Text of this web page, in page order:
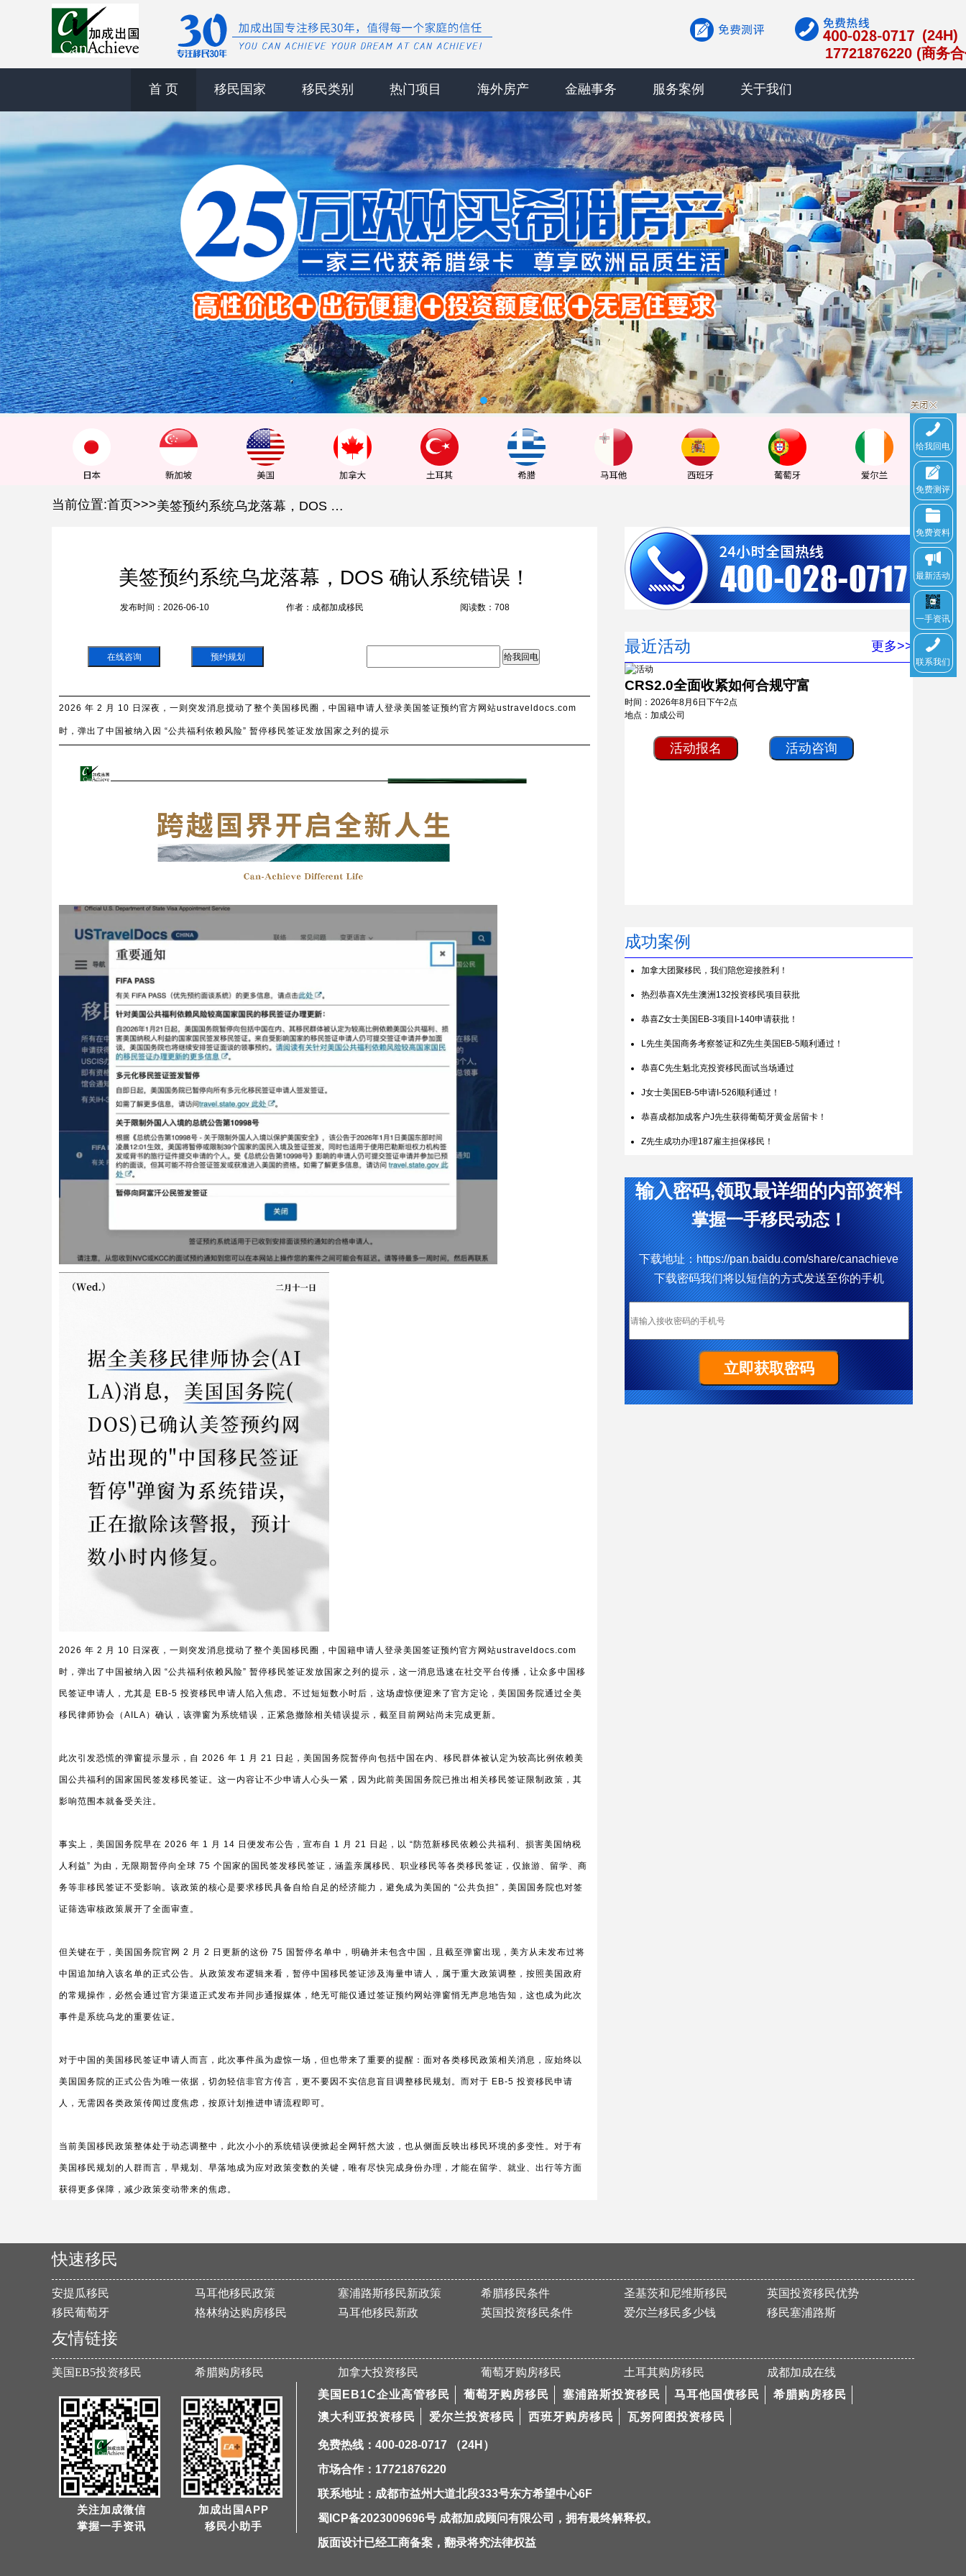
给我回电
免费测评
免费资料
最新活动
一手资讯
联系我们
(24H)
17721876220 (商务
首 页 移民国家 移民类别 热门项目 海外房产 金融事务 服务案例 关于我们
1 2 3
当前位置:首页>>> 美签预约系统乌龙落幕，DOS 确认系统错误！
美签预约系统乌龙落幕，DOS 确认系统错误！
发布时间：2026-06-10 作者：成都加成移民 阅读数：708
在线咨询 预约规划 给我回电
2026 年 2 月 10 日深夜，一则突发消息搅动了整个美国移民圈，中国籍申请人登录美国签证预约官方网站ustraveldocs.com
时，弹出了中国被纳入因 “公共福利依赖风险” 暂停移民签证发放国家之列的提示
2026 年 2 月 10 日深夜，一则突发消息搅动了整个美国移民圈，中国籍申请人登录美国签证预约官方网站ustraveldocs.com
时，弹出了中国被纳入因 “公共福利依赖风险” 暂停移民签证发放国家之列的提示，这一消息迅速在社交平台传播，让众多中国移
民签证申请人，尤其是 EB-5 投资移民申请人陷入焦虑。不过短短数小时后，这场虚惊便迎来了官方定论，美国国务院通过全美
移民律师协会（AILA）确认，该弹窗为系统错误，正紧急撤除相关错误提示，截至目前网站尚未完成更新。
此次引发恐慌的弹窗提示显示，自 2026 年 1 月 21 日起，美国国务院暂停向包括中国在内、移民群体被认定为较高比例依赖美
国公共福利的国家国民签发移民签证。这一内容让不少申请人心头一紧，因为此前美国国务院已推出相关移民签证限制政策，其
影响范围本就备受关注。
事实上，美国国务院早在 2026 年 1 月 14 日便发布公告，宣布自 1 月 21 日起，以 “防范新移民依赖公共福利、损害美国纳税
人利益” 为由，无限期暂停向全球 75 个国家的国民签发移民签证，涵盖亲属移民、职业移民等各类移民签证，仅旅游、留学、商
务等非移民签证不受影响。该政策的核心是要求移民具备自给自足的经济能力，避免成为美国的 “公共负担”，美国国务院也对签
证筛选审核政策展开了全面审查。
但关键在于，美国国务院官网 2 月 2 日更新的这份 75 国暂停名单中，明确并未包含中国，且截至弹窗出现，美方从未发布过将
中国追加纳入该名单的正式公告。从政策发布逻辑来看，暂停中国移民签证涉及海量申请人，属于重大政策调整，按照美国政府
的常规操作，必然会通过官方渠道正式发布并同步通报媒体，绝无可能仅通过签证预约网站弹窗悄无声息地告知，这也成为此次
事件是系统乌龙的重要佐证。
对于中国的美国移民签证申请人而言，此次事件虽为虚惊一场，但也带来了重要的提醒：面对各类移民政策相关消息，应始终以
美国国务院的正式公告为唯一依据，切勿轻信非官方传言，更不要因不实信息盲目调整移民规划。而对于 EB-5 投资移民申请
人，无需因各类政策传闻过度焦虑，按原计划推进申请流程即可。
当前美国移民政策整体处于动态调整中，此次小小的系统错误便掀起全网轩然大波，也从侧面反映出移民环境的多变性。对于有
美国移民规划的人群而言，早规划、早落地成为应对政策变数的关键，唯有尽快完成身份办理，才能在留学、就业、出行等方面
获得更多保障，减少政策变动带来的焦虑。
最近活动 更多>>
CRS2.0全面收紧如何合规守富
时间：2026年8月6日下午2点
地点：加成公司
活动报名 活动咨询
成功案例
加拿大团聚移民，我们陪您迎接胜利！
热烈恭喜X先生澳洲132投资移民项目获批
恭喜Z女士美国EB-3项目I-140申请获批！
L先生美国商务考察签证和Z先生美国EB-5顺利通过！
恭喜C先生魁北克投资移民面试当场通过
J女士美国EB-5申请I-526顺利通过！
恭喜成都加成客户J先生获得葡萄牙黄金居留卡！
Z先生成功办理187雇主担保移民！
简直开挂了，希腊成功案例！
热烈恭喜Q女士通过葡萄牙购房移民拿到葡萄牙黄金居留卡
D女士塞浦路斯获批
W先生终于成功获批188C 签证，实现了移民澳洲的愿望。
恭喜成都加成移民重庆客户W女士全家喜获匈牙利yj居留卡！
祝贺G女士186雇主担保签证（PR）顺利获批
置业移民塞浦路斯，当“地主”拿dj欧盟身份
热烈恭喜L女士澳洲186雇主担保技术移民项目获批
L女士美国EB-3项目I-140申请获批！
Y女士美国EB-3项目I-140申请获批
恭喜Z先生全家获得匈牙利永居卡
恭喜D先生EB-5申请顺利通过I-526
成功购置希腊FC，获得身份
输入密码,领取最详细的内部资料
掌握一手移民动态！
下载地址：https://pan.baidu.com/share/canachieve
下载密码我们将以短信的方式发送至你的手机
快速移民
安提瓜移民 马耳他移民政策 塞浦路斯移民新政策 希腊移民条件 圣基茨和尼维斯移民
英国投资移民优势
移民葡萄牙
格林纳达购房移民 马耳他移民新政 英国投资移民条件 爱尔兰移民多少钱 移民塞浦路斯
友情链接
美国EB5投资移民 希腊购房移民 加拿大投资移民 葡萄牙购房移民 土耳其购房移民 成都加成在线
关注加成微信
掌握一手资讯
加成出国APP
移民小助手
美国EB1C企业高管移民 葡萄牙购房移民 塞浦路斯投资移民 马耳他国债移民
希腊购房移民
澳大利亚投资移民
爱尔兰投资移民 西班牙购房移民 瓦努阿图投资移民
免费热线：400-028-0717 （24H）
市场合作：17721876220
联系地址：成都市益州大道北段333号东方希望中心6F
蜀ICP备2023009696号 成都加成顾问有限公司，拥有最终解释权。
版面设计已经工商备案，翻录将究法律权益